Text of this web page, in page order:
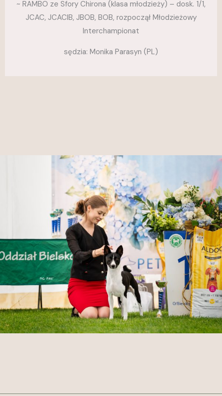
~ RAMBO ze Sfory Chirona (klasa młodzieży) – dosk. 1/1,
JCAC, JCACIB, JBOB, BOB, rozpoczął Młodzieżowy
Interchampionat
sędzia: Monika Parasyn (PL)